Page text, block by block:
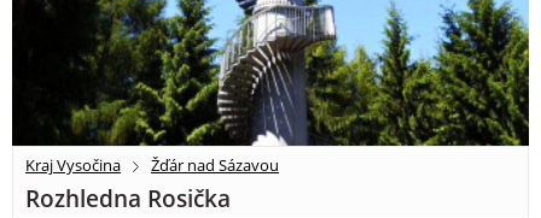
Kraj Vysočina Žďár nad Sázavou
Rozhledna Rosička